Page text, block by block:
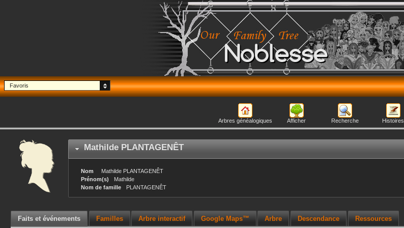
Noblesse
Favoris
Arbres généalogiques Afficher Recherche Histoires
Mathilde PLANTAGENÊT
Nom Mathilde PLANTAGENÊT
Prénom(s)
Mathilde
Nom de famille
PLANTAGENÊT
Faits et événements Familles Arbre interactif Google Maps™ Arbre Descendance Ressources